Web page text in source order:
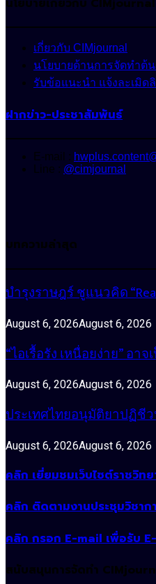
นโยบายเกี่ยวกับ CIMjournal
เกี่ยวกับ CIMjournal
นโยบายด้านการจัดทำต้
รับข้อแนะนำ แจ้งละเมิด
ฝากข่าว-ประชาสัมพันธ์
E-mail :
Line : @cimjournal
บทความล่าสุด
บำรุงราษฎร์ ชูแนวคิด
August 6, 2026August 6, 2026
“ไอเรื้อรัง เหนื่อยง่าย”
August 6, 2026August 6, 2026
ประเทศไทยอนุมัติยาปฏิชี
August 6, 2026August 6, 2026
คลิก เยี่ยมชมเว็บไซต์ราชวิ
คลิก ติดตามงานประชุมวิชาก
คลิก กรอก E-mail เพื่อรับ
สนับสนุนการจัดทำ